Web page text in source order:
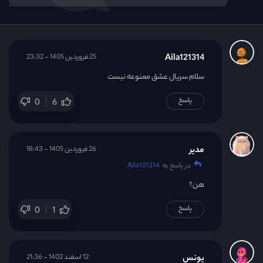
Aila121314
سلام سریال عشق ممنوعه نیست
0 6
25 فروردین 1405 - 23:32
پاسخ
مدیر
در پاسخ به Aila121314
هن؟
0 1
26 فروردین 1405 - 18:43
پاسخ
یونس 12 اسفند 1402 - 21:36